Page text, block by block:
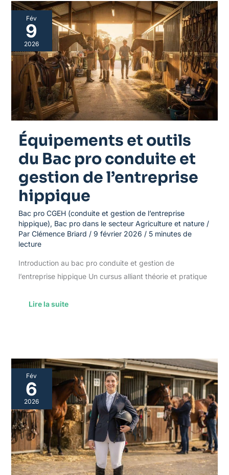
Fév
9
2026
Équipements et outils
du Bac pro conduite et
gestion de l’entreprise
hippique
Bac pro CGEH (conduite et gestion de l’entreprise
hippique), Bac pro dans le secteur Agriculture et nature/
Par Clémence Briard / 9 février 2026 / 5 minutes de
lecture
Introduction au bac pro conduite et gestion de
l’entreprise hippique Un cursus alliant théorie et pratique
Équipements
et
outils
du
Bac
pro
conduite
et
gestion
de
l’entreprise
hippique
Lire la suite
Fév
6
2026
Les
débouchés
professionnels
après
un
bac
pro
CGEH